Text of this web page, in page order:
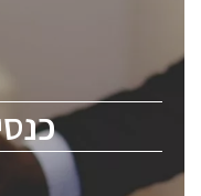
לכל העוסקים
12-13, 2026. The
involved in the